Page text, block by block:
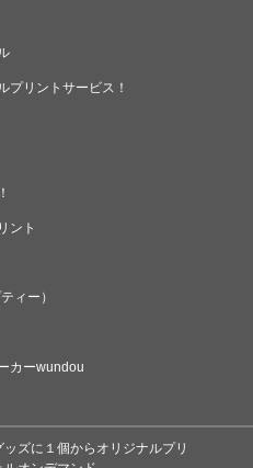
プリントサービス！
ント
ィー）
カーwundou
ズに１個からオリジナルプリ